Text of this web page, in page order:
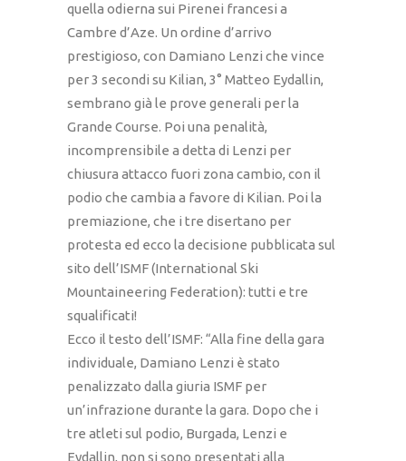
quella odierna sui Pirenei francesi a
Cambre d’Aze. Un ordine d’arrivo
prestigioso, con Damiano Lenzi che vince
per 3 secondi su Kilian, 3° Matteo Eydallin,
sembrano già le prove generali per la
Grande Course. Poi una penalità,
incomprensibile a detta di Lenzi per
chiusura attacco fuori zona cambio, con il
podio che cambia a favore di Kilian. Poi la
premiazione, che i tre disertano per
protesta ed ecco la decisione pubblicata sul
sito dell’ISMF (International Ski
Mountaineering Federation): tutti e tre
squalificati!
Ecco il testo dell’ISMF: “Alla fine della gara
individuale, Damiano Lenzi è stato
penalizzato dalla giuria ISMF per
un’infrazione durante la gara. Dopo che i
tre atleti sul podio, Burgada, Lenzi e
Eydallin, non si sono presentati alla